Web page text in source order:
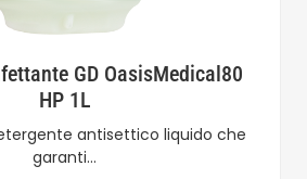
GD OasisMedical80
HP 1L
antisettico liquido che
garanti…